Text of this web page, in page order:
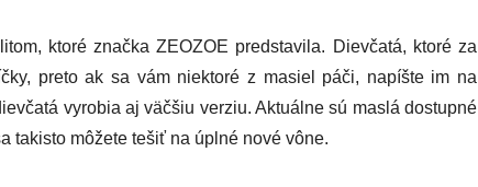
ktoré značka ZEOZOE predstavila. Dievčatá, ktoré za
preto ak sa vám niektoré z masiel páči, napíšte im na
vyrobia aj väčšiu verziu. Aktuálne sú maslá dostupné
takisto môžete tešiť na úplné nové vône.